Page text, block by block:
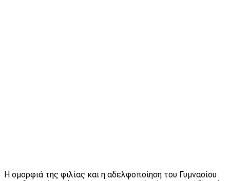
Η ομορφιά της φιλίας και η αδελφοποίηση του Γυμνασίου